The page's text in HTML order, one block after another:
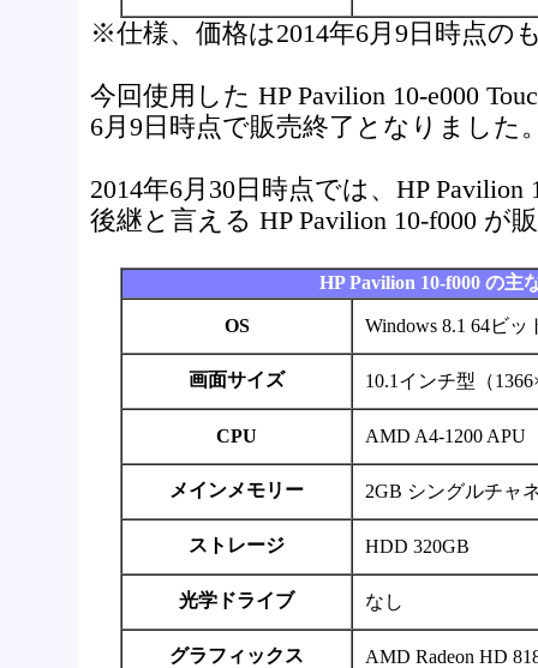
※仕様、価格は2014年6月9日時点の
今回使用した HP Pavilion 10-e000
6月9日時点で販売終了となりました
2014年6月30日時点では、HP Pavilion
後継と言える HP Pavilion 10-f000 が
HP Pavilion 10-f000 の主
OS Windows 8.1 64ビッ
画面サイズ 10.1インチ型（
CPU AMD A4-1200 APU
メインメモリー 2GB シングルチャ
ストレージ HDD 320GB
光学ドライブ なし
グラフィックス AMD Radeon HD